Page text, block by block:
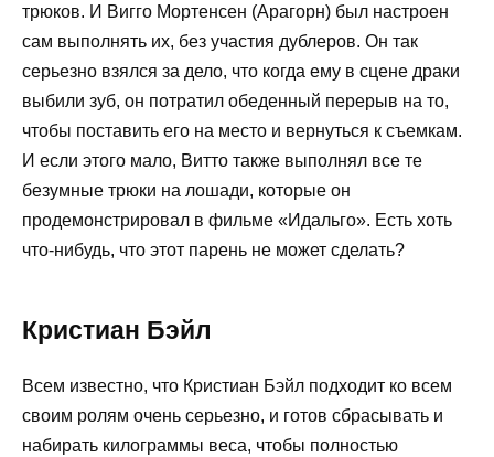
трюков. И Вигго Мортенсен (Арагорн) был настроен
сам выполнять их, без участия дублеров. Он так
серьезно взялся за дело, что когда ему в сцене драки
выбили зуб, он потратил обеденный перерыв на то,
чтобы поставить его на место и вернуться к съемкам.
И если этого мало, Витто также выполнял все те
безумные трюки на лошади, которые он
продемонстрировал в фильме «Идальго». Есть хоть
что-нибудь, что этот парень не может сделать?
Кристиан Бэйл
Всем известно, что Кристиан Бэйл подходит ко всем
своим ролям очень серьезно, и готов сбрасывать и
набирать килограммы веса, чтобы полностью